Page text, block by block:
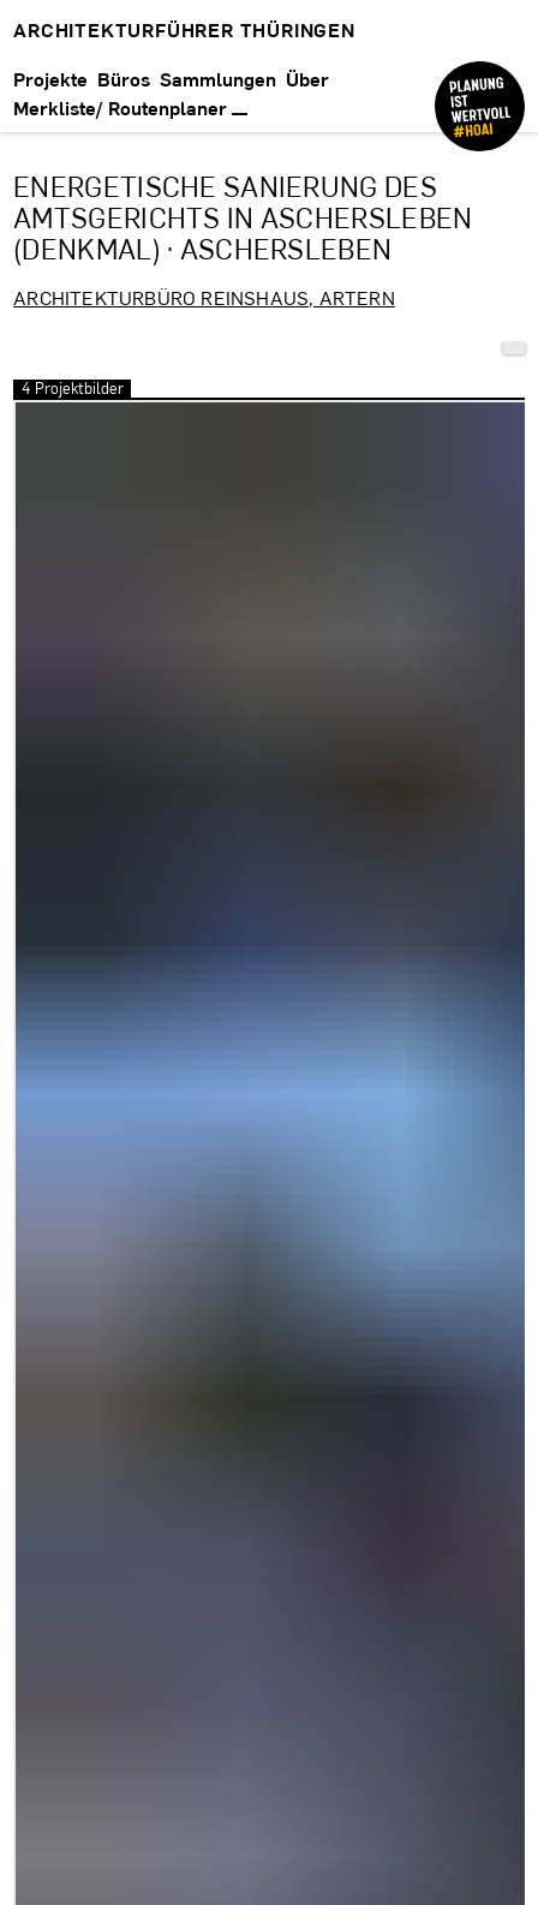
ARCHITEKTURFÜHRER THÜRINGEN
Projekte Büros Sammlungen Über
Merkliste/ Routenplaner
ENERGETISCHE SANIERUNG DES
AMTSGERICHTS IN ASCHERSLEBEN
(DENKMAL) · ASCHERSLEBEN
ARCHITEKTURBÜRO REINSHAUS, ARTERN
4 Projektbilder
Bilder überspringen